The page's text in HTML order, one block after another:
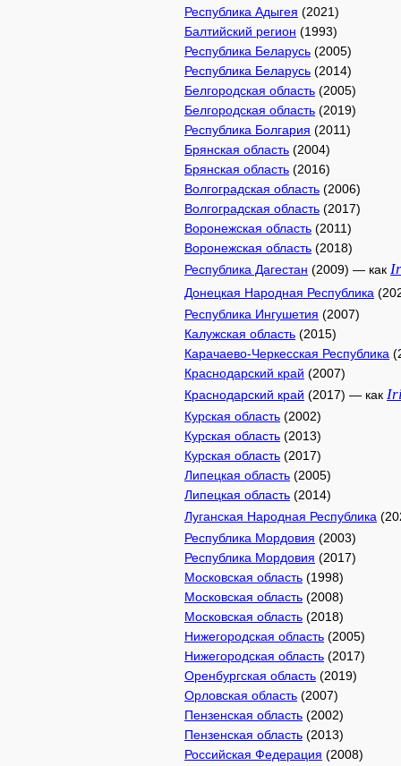
Республика Адыгея (2021)
Балтийский регион (1993)
Республика Беларусь (2005)
Республика Беларусь (2014)
Белгородская область (2005)
Белгородская область (2019)
Республика Болгария (2011)
Брянская область (2004)
Брянская область (2016)
Волгоградская область (2006)
Волгоградская область (2017)
Воронежская область (2011)
Воронежская область (2018)
Республика Дагестан (2009) — как
Донецкая Народная Республика
Республика Ингушетия (2007)
Калужская область (2015)
Карачаево-Черкесская Республика
Краснодарский край (2007)
Краснодарский край (2017) — как
Курская область (2002)
Курская область (2013)
Курская область (2017)
Липецкая область (2005)
Липецкая область (2014)
Луганская Народная Республика
Республика Мордовия (2003)
Республика Мордовия (2017)
Московская область (1998)
Московская область (2008)
Московская область (2018)
Нижегородская область (2005)
Нижегородская область (2017)
Оренбургская область (2019)
Орловская область (2007)
Пензенская область (2002)
Пензенская область (2013)
Российская Федерация (2008)